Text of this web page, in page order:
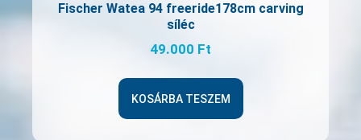
Fischer Watea 94 freeride178cm carving
síléc
49.000 Ft
KOSÁRBA TESZEM